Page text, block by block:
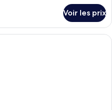
Voir les prix
Une chambre d’hôtel moderne